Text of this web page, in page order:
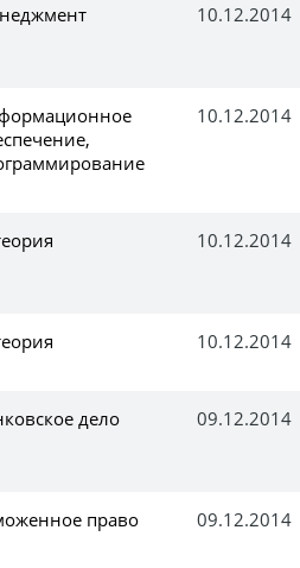
10.12.2014
10.12.2014
10.12.2014
10.12.2014
дело 09.12.2014
право 09.12.2014